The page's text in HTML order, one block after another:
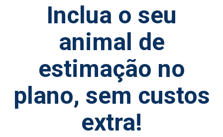
Inclua o seu
animal de
estimação no
plano, sem custos
extra!